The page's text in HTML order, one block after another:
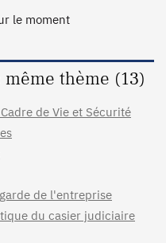
le moment
thème (13)
de Vie et Sécurité
de l'entreprise
du casier judiciaire